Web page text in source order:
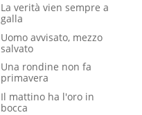
La verità vien sempre a
galla
Uomo avvisato, mezzo
salvato
Una rondine non fa
primavera
Il mattino ha l'oro in
bocca